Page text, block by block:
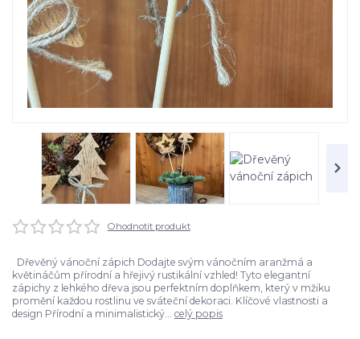
Ohodnotit produkt
Dřevěný vánoční zápich Dodajte svým vánočním aranžmá a
květináčům přírodní a hřejivý rustikální vzhled! Tyto elegantní
zápichy z lehkého dřeva jsou perfektním doplňkem, který v mžiku
promění každou rostlinu ve sváteční dekoraci. Klíčové vlastnosti a
design Přírodní a minimalistický... celý popis